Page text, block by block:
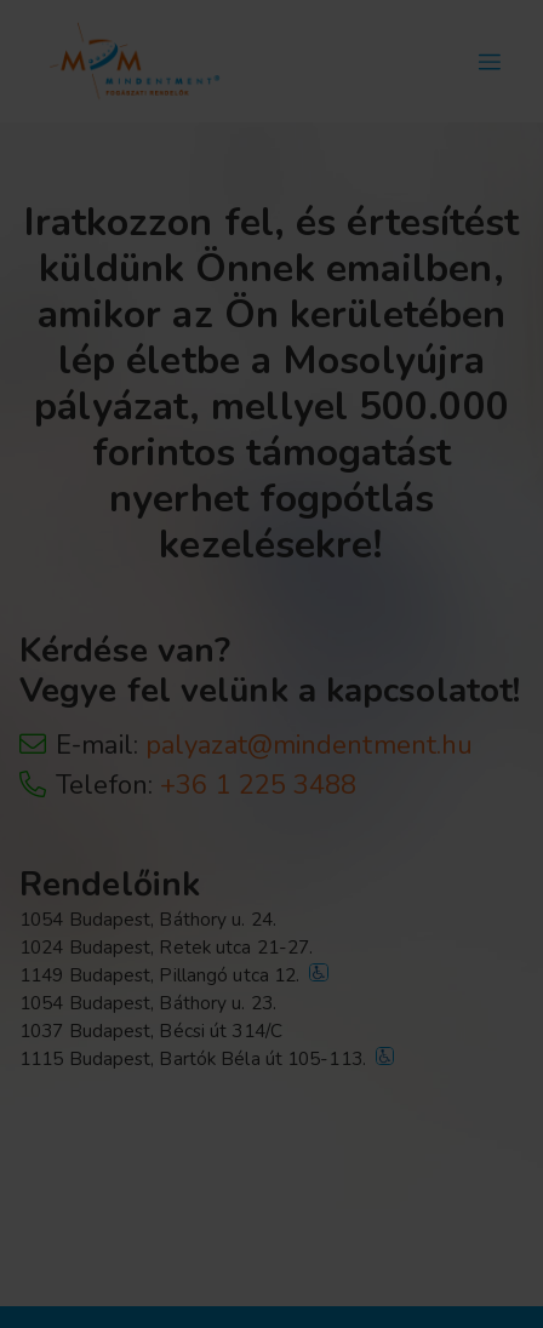
Iratkozzon fel, és értesítést
küldünk Önnek emailben,
amikor az Ön kerületében
lép életbe a Mosolyújra
pályázat, mellyel 500.000
forintos támogatást
nyerhet fogpótlás
kezelésekre!
Kérdése van?
Vegye fel velünk a kapcsolatot!
E-mail: palyazat@mindentment.hu
Telefon: +36 1 225 3488
Rendelőink
1054 Budapest, Báthory u. 24.
1024 Budapest, Retek utca 21-27.
1149 Budapest, Pillangó utca 12.
1054 Budapest, Báthory u. 23.
1037 Budapest, Bécsi út 314/C
1115 Budapest, Bartók Béla út 105-113.